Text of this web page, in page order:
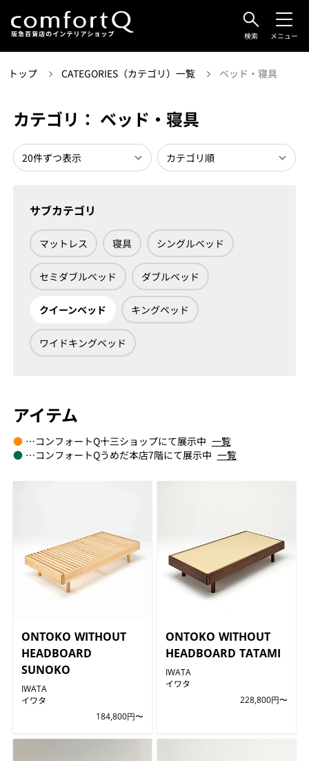
検索 メニュー
トップ CATEGORIES（カテゴリ）一覧 ベッド・寝具
カテゴリ： ベッド・寝具
サブカテゴリ
マットレス 寝具 シングルベッド
セミダブルベッド ダブルベッド
クイーンベッド キングベッド
ワイドキングベッド
アイテム
●…コンフォートQ十三ショップにて展示中 一覧
●…コンフォートQうめだ本店7階にて展示中 一覧
ONTOKO WITHOUT
HEADBOARD
SUNOKO
IWATA
イワタ
184,800円〜
ONTOKO WITHOUT
HEADBOARD TATAMI
IWATA
イワタ
228,800円〜